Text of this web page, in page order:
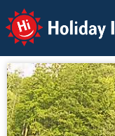
Holiday Info